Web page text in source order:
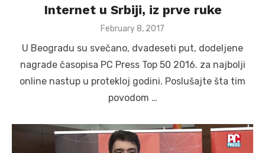
Internet u Srbiji, iz prve ruke
Posted
February 8, 2017
U Beogradu su svečano, dvadeseti put, dodeljene
nagrade časopisa PC Press Top 50 2016. za najbolji
online nastup u protekloj godini. Poslušajte šta tim
povodom …